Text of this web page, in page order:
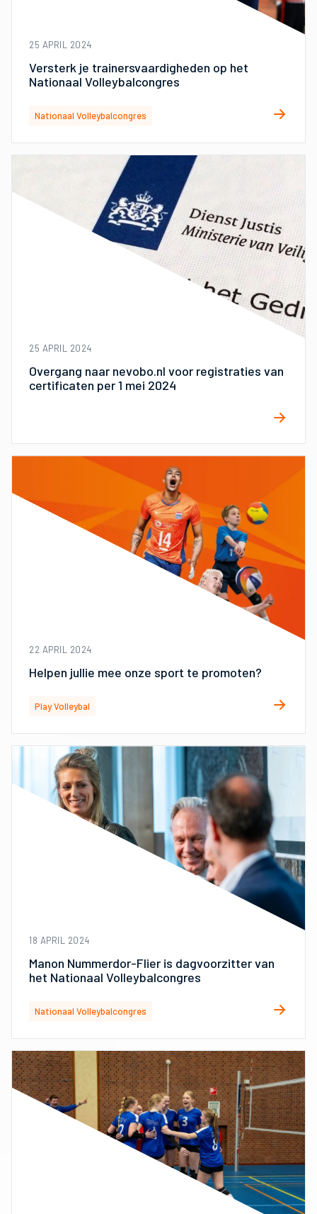
25 APRIL 2024
Versterk je trainersvaardigheden op het
Nationaal Volleybalcongres
Nationaal Volleybalcongres
25 APRIL 2024
Overgang naar nevobo.nl voor registraties van
certificaten per 1 mei 2024
22 APRIL 2024
Helpen jullie mee onze sport te promoten?
Play Volleybal
18 APRIL 2024
Manon Nummerdor-Flier is dagvoorzitter van
het Nationaal Volleybalcongres
Nationaal Volleybalcongres